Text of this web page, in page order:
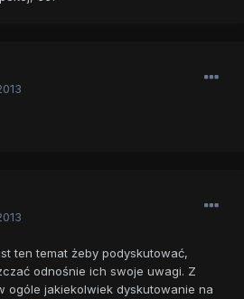
ten temat żeby podyskutować,
odnośnie ich swoje uwagi. Z
ogóle jakiekolwiek dyskutowanie na